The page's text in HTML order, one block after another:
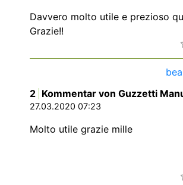
Davvero molto utile e prezioso
Grazie!!
2 Kommentar von Guzzetti
27.03.2020 07:23
Molto utile grazie mille